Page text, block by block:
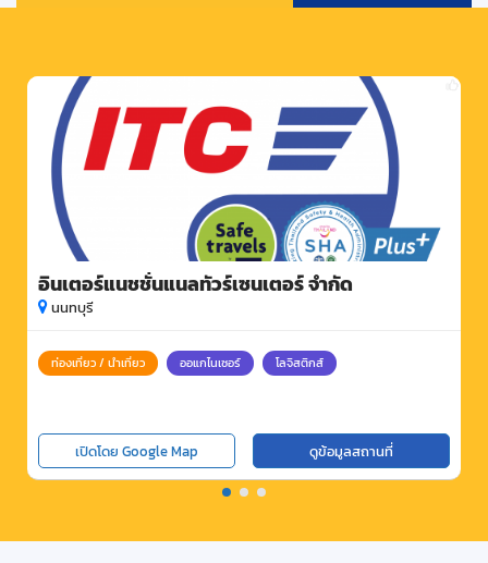
อินเตอร์แนชชั่นแนลทัวร์เซนเตอร์ จำกัด
นนทบุรี
ท่องเที่ยว / นำเที่ยว ออแกไนเซอร์ โลจิสติกส์
เปิดโดย Google Map ดูข้อมูลสถานที่